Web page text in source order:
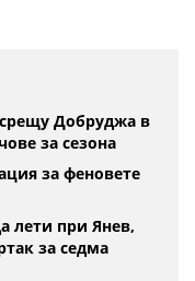
Добруджа в
за сезона
за феновете
лети при Янев,
за седма